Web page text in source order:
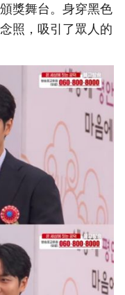
獎舞台。身穿黑色
照，吸引了眾人的